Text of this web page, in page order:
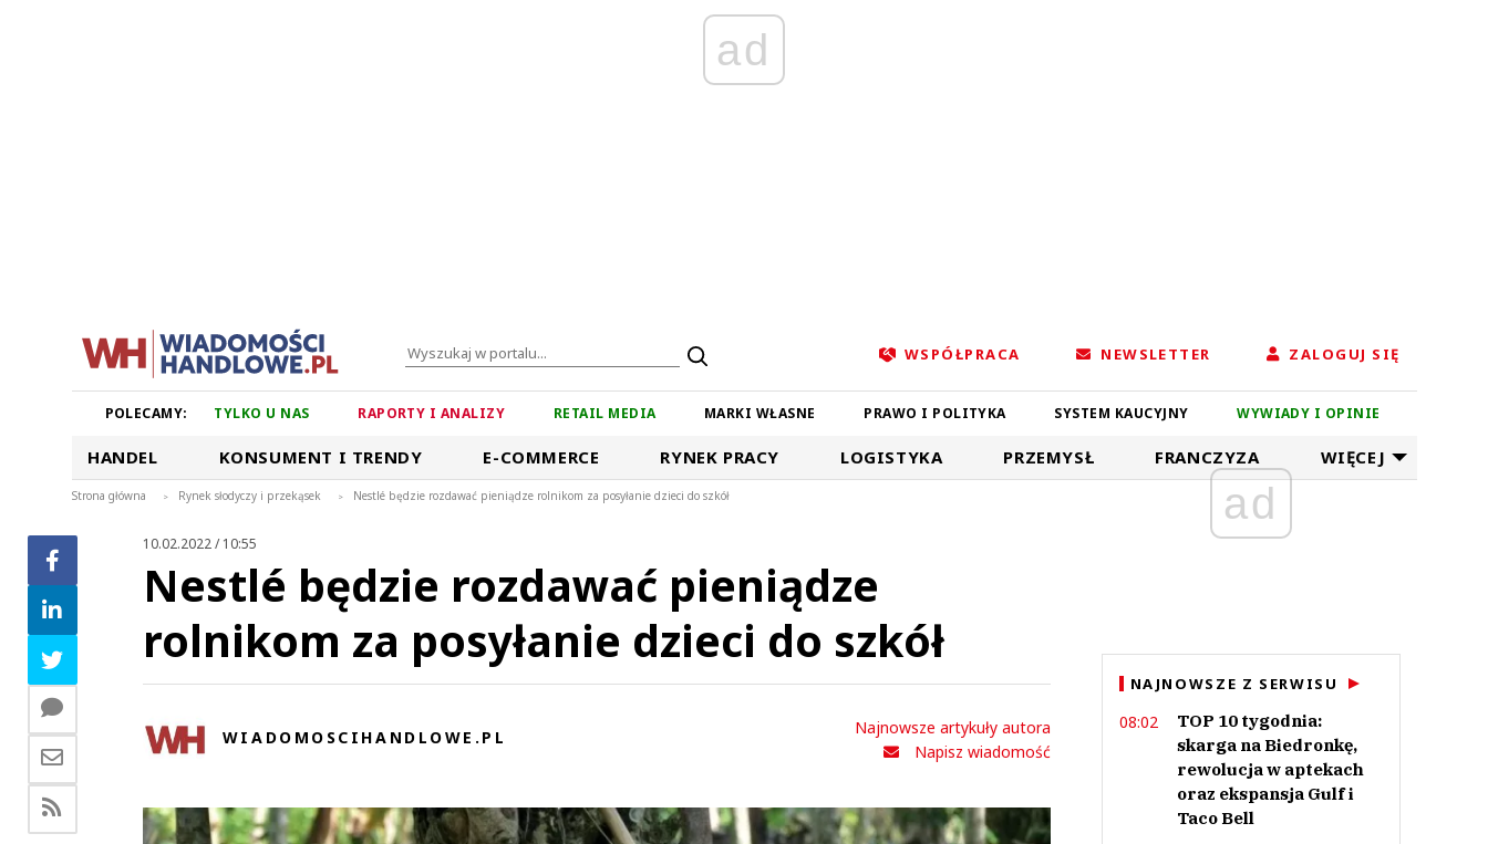
ad
WSPÓŁPRACA NEWSLETTER ZALOGUJ SIĘ
POLECAMY: TYLKO U NAS RAPORTY I ANALIZY RETAIL MEDIA MARKI WŁASNE PRAWO I POLITYKA SYSTEM KAUCYJNY WYWIADY I OPINIE
HANDEL KONSUMENT I TRENDY E-COMMERCE RYNEK PRACY LOGISTYKA PRZEMYSŁ FRANCZYZA WIĘCEJ
Strona główna > Rynek słodyczy i przekąsek > Nestlé będzie rozdawać pieniądze rolnikom za posyłanie dzieci do szkół
10.02.2022 / 10:55
Nestlé będzie rozdawać pieniądze
rolnikom za posyłanie dzieci do szkół
WIADOMOSCIHANDLOWE.PL
Najnowsze artykuły autora
Napisz wiadomość
ad
NAJNOWSZE Z SERWISU
08:02
TOP 10 tygodnia:
skarga na Biedronkę,
rewolucja w aptekach
oraz ekspansja Gulf i
Taco Bell